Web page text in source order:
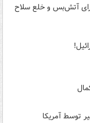
برای آتش‌بس و خلع سلاح
توسط آمریکا